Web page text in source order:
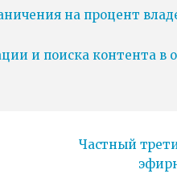
на процент
и поиска контента в
Частный